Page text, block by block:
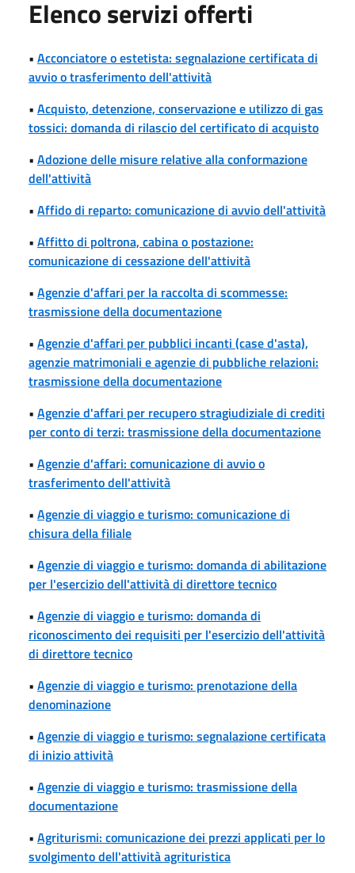
Elenco servizi offerti
• Acconciatore o estetista: segnalazione certificata di
avvio o trasferimento dell'attività
• Acquisto, detenzione, conservazione e utilizzo di gas
tossici: domanda di rilascio del certificato di acquisto
• Adozione delle misure relative alla conformazione
dell'attività
• Affido di reparto: comunicazione di avvio dell'attività
• Affitto di poltrona, cabina o postazione:
comunicazione di cessazione dell'attività
• Agenzie d'affari per la raccolta di scommesse:
trasmissione della documentazione
• Agenzie d'affari per pubblici incanti (case d'asta),
agenzie matrimoniali e agenzie di pubbliche relazioni:
trasmissione della documentazione
• Agenzie d'affari per recupero stragiudiziale di crediti
per conto di terzi: trasmissione della documentazione
• Agenzie d'affari: comunicazione di avvio o
trasferimento dell'attività
• Agenzie di viaggio e turismo: comunicazione di
chisura della filiale
• Agenzie di viaggio e turismo: domanda di abilitazione
per l'esercizio dell'attività di direttore tecnico
• Agenzie di viaggio e turismo: domanda di
riconoscimento dei requisiti per l'esercizio dell'attività
di direttore tecnico
• Agenzie di viaggio e turismo: prenotazione della
denominazione
• Agenzie di viaggio e turismo: segnalazione certificata
di inizio attività
• Agenzie di viaggio e turismo: trasmissione della
documentazione
• Agriturismi: comunicazione dei prezzi applicati per lo
svolgimento dell'attività agrituristica